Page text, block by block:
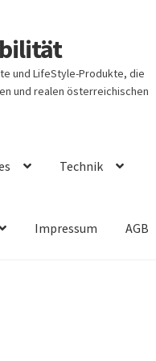
und LifeStyle-Produkte, die
und realen österreichischen
Technik
Impressum AGB